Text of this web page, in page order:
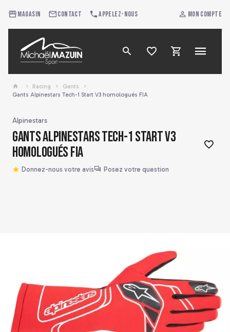
Magasin Contact Appelez-nous Mon compte
Racing
Gants
Gants Alpinestars Tech-1 Start V3 homologués FIA
Alpinestars
Gants Alpinestars Tech-1 Start V3
homologués FIA
Donnez-nous votre avis Posez votre question